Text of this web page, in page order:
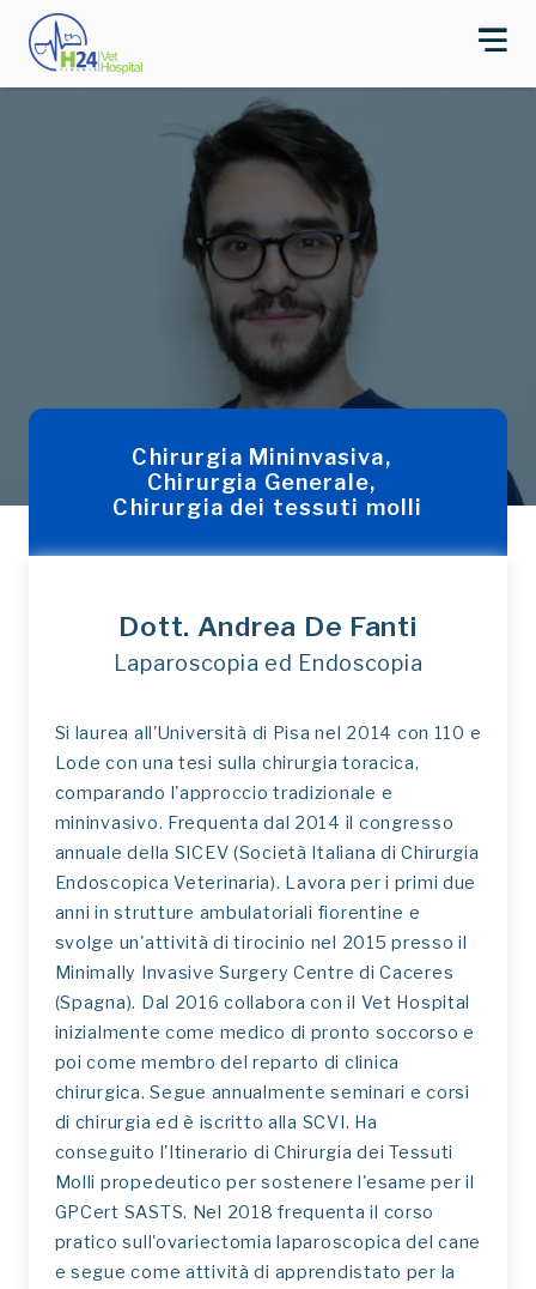
Chirurgia Mininvasiva,
Chirurgia Generale,
Chirurgia dei tessuti molli
Dott. Andrea De Fanti
Laparoscopia ed Endoscopia
Si laurea all'Università di Pisa nel 2014 con 110 e
Lode con una tesi sulla chirurgia toracica,
comparando l'approccio tradizionale e
mininvasivo. Frequenta dal 2014 il congresso
annuale della SICEV (Società Italiana di Chirurgia
Endoscopica Veterinaria). Lavora per i primi due
anni in strutture ambulatoriali fiorentine e
svolge un'attività di tirocinio nel 2015 presso il
Minimally Invasive Surgery Centre di Caceres
(Spagna). Dal 2016 collabora con il Vet Hospital
inizialmente come medico di pronto soccorso e
poi come membro del reparto di clinica
chirurgica. Segue annualmente seminari e corsi
di chirurgia ed è iscritto alla SCVI. Ha
conseguito l'Itinerario di Chirurgia dei Tessuti
Molli propedeutico per sostenere l'esame per il
GPCert SASTS. Nel 2018 frequenta il corso
pratico sull'ovariectomia laparoscopica del cane
e segue come attività di apprendistato per la